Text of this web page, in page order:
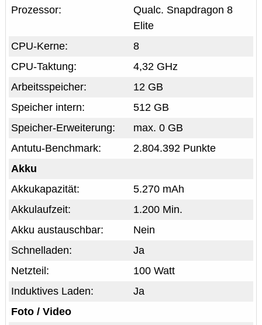
Qualc. Snapdragon 8
Elite
Prozessor:
8
CPU-Kerne:
4,32 GHz
CPU-Taktung:
12 GB
Arbeitsspeicher:
512 GB
Speicher intern:
max. 0 GB
Speicher-Erweiterung:
2.804.392 Punkte
Antutu-Benchmark:
Akku
5.270 mAh
Akkukapazität:
1.200 Min.
Akkulaufzeit:
Nein
Akku austauschbar:
Ja
Schnelladen:
100 Watt
Netzteil:
Ja
Induktives Laden:
Foto / Video